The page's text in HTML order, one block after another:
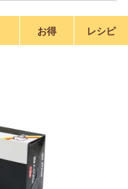
お得 レシピ